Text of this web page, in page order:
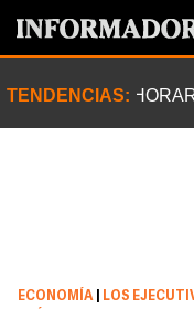
TENDENCIAS:
ECONOMÍA
LOS